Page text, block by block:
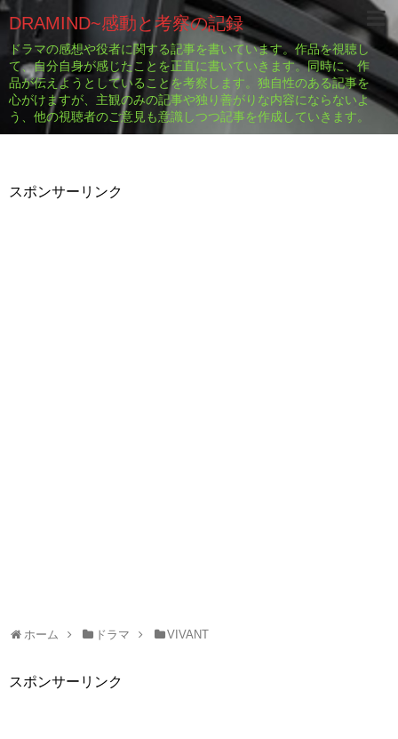
DRAMIND~感動と考察の記録
ドラマの感想や役者に関する記事を書いています。作品を視聴し
て、自分自身が感じたことを正直に書いていきます。同時に、作
品が伝えようとしていることを考察します。独自性のある記事を
心がけますが、主観のみの記事や独り善がりな内容にならないよ
う、他の視聴者のご意見も意識しつつ記事を作成していきます。
スポンサーリンク
ホーム ドラマ VIVANT
スポンサーリンク